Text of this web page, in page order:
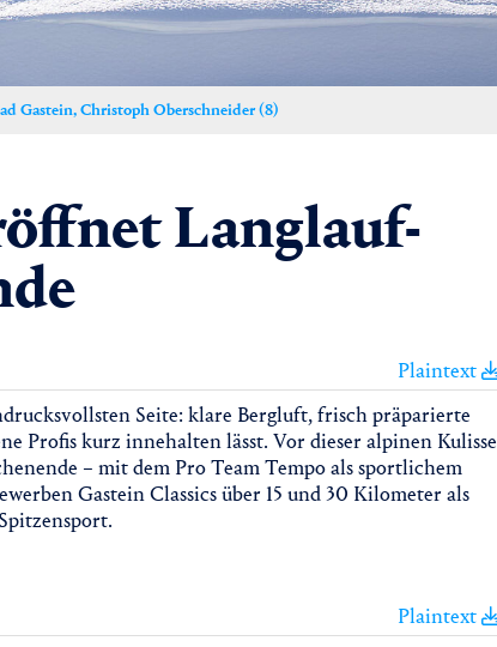
Gastein, Christoph Oberschneider (8)
Langlauf-
Plaintext
Seite: klare Bergluft, frisch präparierte
Profis kurz innehalten lässt. Vor dieser alpinen Kulisse
– mit dem Pro Team Tempo als sportlichem
Gastein Classics über 15 und 30 Kilometer als
Plaintext